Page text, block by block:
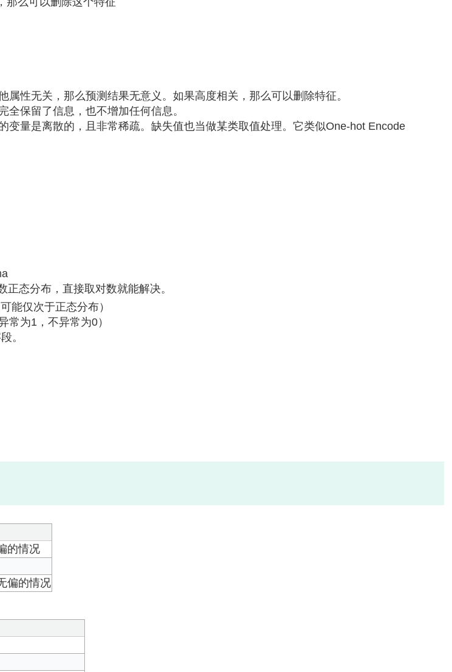
属性无关，那么预测结果无意义。如果高度相关，那么可以删除特征。
全保留了信息，也不增加任何信息。
变量是离散的，且非常稀疏。缺失值也当做某类取值处理。它类似One-hot Encode
态分布，直接取对数就能解决。
能仅次于正态分布）
常为1，不异常为0）
。
的情况
偏的情况